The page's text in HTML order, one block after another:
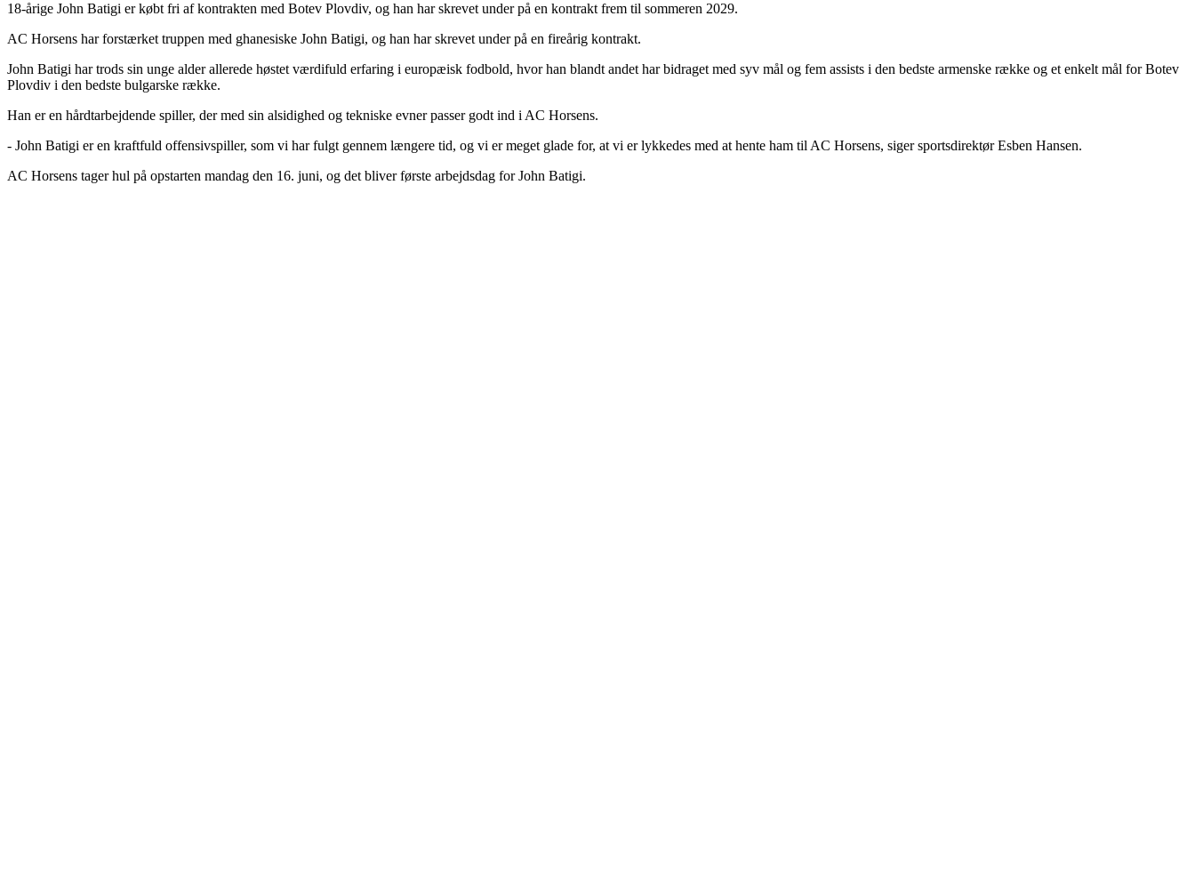
18-årige John Batigi er købt fri af kontrakten med Botev Plovdiv, og han har skrevet under på en kontrakt frem til sommeren 2029.
AC Horsens har forstærket truppen med ghanesiske John Batigi, og han har skrevet under på en fireårig kontrakt.
John Batigi har trods sin unge alder allerede høstet værdifuld erfaring i europæisk fodbold, hvor han blandt andet har bidraget med syv mål og fem assists i den bedste armenske række og et enkelt mål for Botev
Plovdiv i den bedste bulgarske række.
Han er en hårdtarbejdende spiller, der med sin alsidighed og tekniske evner passer godt ind i AC Horsens.
- John Batigi er en kraftfuld offensivspiller, som vi har fulgt gennem længere tid, og vi er meget glade for, at vi er lykkedes med at hente ham til AC Horsens, siger sportsdirektør Esben Hansen.
AC Horsens tager hul på opstarten mandag den 16. juni, og det bliver første arbejdsdag for John Batigi.